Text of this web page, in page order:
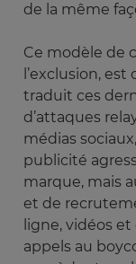
de la même
Ce modèle de
l’exclusion,
traduit ces
d’attaques
médias
publicité
marque, mais
et de
ligne, vidéos
appels au